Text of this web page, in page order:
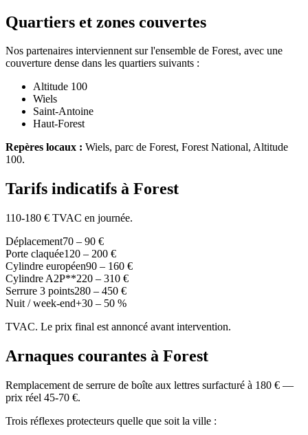
Quartiers et zones couvertes
Nos partenaires interviennent sur l'ensemble de Forest, avec une
couverture dense dans les quartiers suivants :
Altitude 100
Wiels
Saint-Antoine
Haut-Forest
Repères locaux : Wiels, parc de Forest, Forest National, Altitude
100.
Tarifs indicatifs à Forest
110-180 € TVAC en journée.
Déplacement70 – 90 €
Porte claquée120 – 200 €
Cylindre européen90 – 160 €
Cylindre A2P**220 – 310 €
Serrure 3 points280 – 450 €
Nuit / week-end+30 – 50 %
TVAC. Le prix final est annoncé avant intervention.
Arnaques courantes à Forest
Remplacement de serrure de boîte aux lettres surfacturé à 180 € —
prix réel 45-70 €.
Trois réflexes protecteurs quelle que soit la ville :